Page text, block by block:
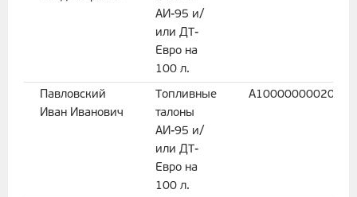
АИ-95 и/
или ДТ-
Евро на
100 л.
Павловский
Иван Иванович
Топливные
талоны
АИ-95 и/
или ДТ-
Евро на
100 л.